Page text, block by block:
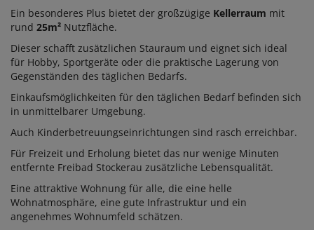
Ein besonderes Plus bietet der großzügige Kellerraum mit
rund 25m² Nutzfläche.
Dieser schafft zusätzlichen Stauraum und eignet sich ideal
für Hobby, Sportgeräte oder die praktische Lagerung von
Gegenständen des täglichen Bedarfs.
Einkaufsmöglichkeiten für den täglichen Bedarf befinden sich
in unmittelbarer Umgebung.
Auch Kinderbetreuungseinrichtungen sind rasch erreichbar.
Für Freizeit und Erholung bietet das nur wenige Minuten
entfernte Freibad Stockerau zusätzliche Lebensqualität.
Eine attraktive Wohnung für alle, die eine helle
Wohnatmosphäre, eine gute Infrastruktur und ein
angenehmes Wohnumfeld schätzen.